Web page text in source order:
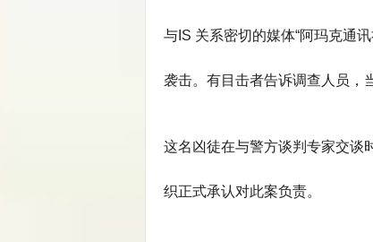
与IS 关系密切的媒体“阿玛克通
袭击。有目击者告诉调查人员，
这名凶徒在与警方谈判专家交谈
织正式承认对此案负责。